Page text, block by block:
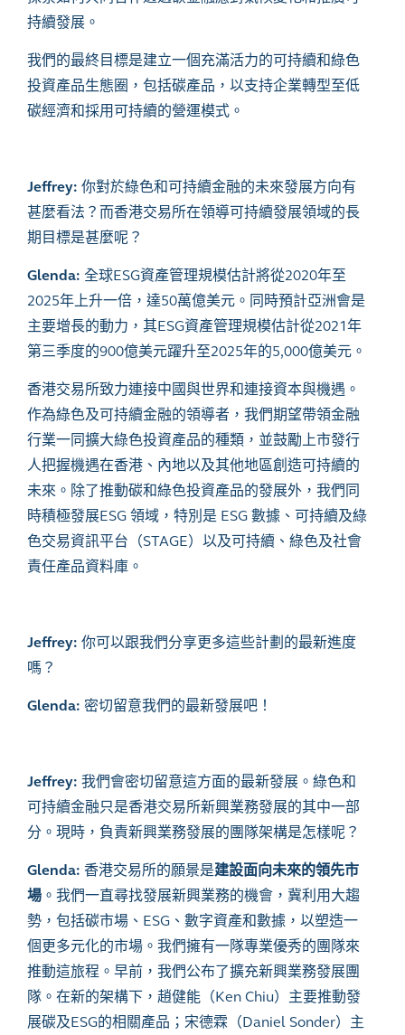
持續發展。
我們的最終目標是建立一個充滿活力的可持續和綠色
投資產品生態圈，包括碳產品，以支持企業轉型至低
碳經濟和採用可持續的營運模式。
Jeffrey: 你對於綠色和可持續金融的未來發展方向有
甚麼看法？而香港交易所在領導可持續發展領域的長
期目標是甚麼呢？
Glenda: 全球ESG資產管理規模估計將從2020年至
2025年上升一倍，達50萬億美元。同時預計亞洲會是
主要增長的動力，其ESG資產管理規模估計從2021年
第三季度的900億美元躍升至2025年的5,000億美元。
香港交易所致力連接中國與世界和連接資本與機遇。
作為綠色及可持續金融的領導者，我們期望帶領金融
行業一同擴大綠色投資產品的種類，並鼓勵上市發行
人把握機遇在香港、內地以及其他地區創造可持續的
未來。除了推動碳和綠色投資產品的發展外，我們同
時積極發展ESG 領域，特別是 ESG 數據、可持續及綠
色交易資訊平台（STAGE）以及可持續、綠色及社會
責任產品資料庫。
Jeffrey: 你可以跟我們分享更多這些計劃的最新進度
嗎？
Glenda: 密切留意我們的最新發展吧！
Jeffrey: 我們會密切留意這方面的最新發展。綠色和
可持續金融只是香港交易所新興業務發展的其中一部
分。現時，負責新興業務發展的團隊架構是怎樣呢？
Glenda: 香港交易所的願景是建設面向未來的領先市
場 。我們一直尋找發展新興業務的機會，冀利用大趨
勢，包括碳市場、 ESG 、數字資產和數據，以塑造一
個更多元化的市場。我們擁有一隊專業優秀的團隊來
推動這旅程。早前，我們公布了擴充新興業務發展團
隊。在新的架構下，趙健能（Ken Chiu）主要推動發
展碳及ESG的相關產品；宋德霖（Daniel Sonder）主